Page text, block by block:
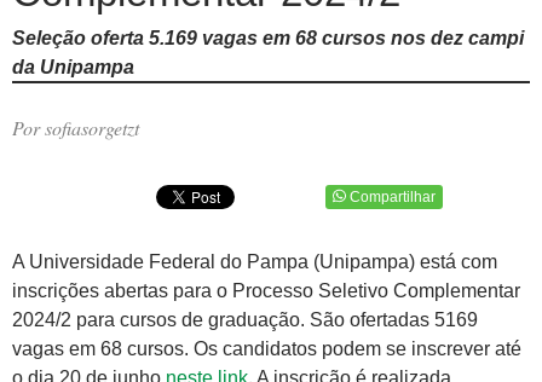
Seleção oferta 5.169 vagas em 68 cursos nos dez campi
da Unipampa
Por sofiasorgetzt
Compartilhar
A Universidade Federal do Pampa (Unipampa) está com
inscrições abertas para o Processo Seletivo Complementar
2024/2 para cursos de graduação. São ofertadas 5169
vagas em 68 cursos. Os candidatos podem se inscrever até